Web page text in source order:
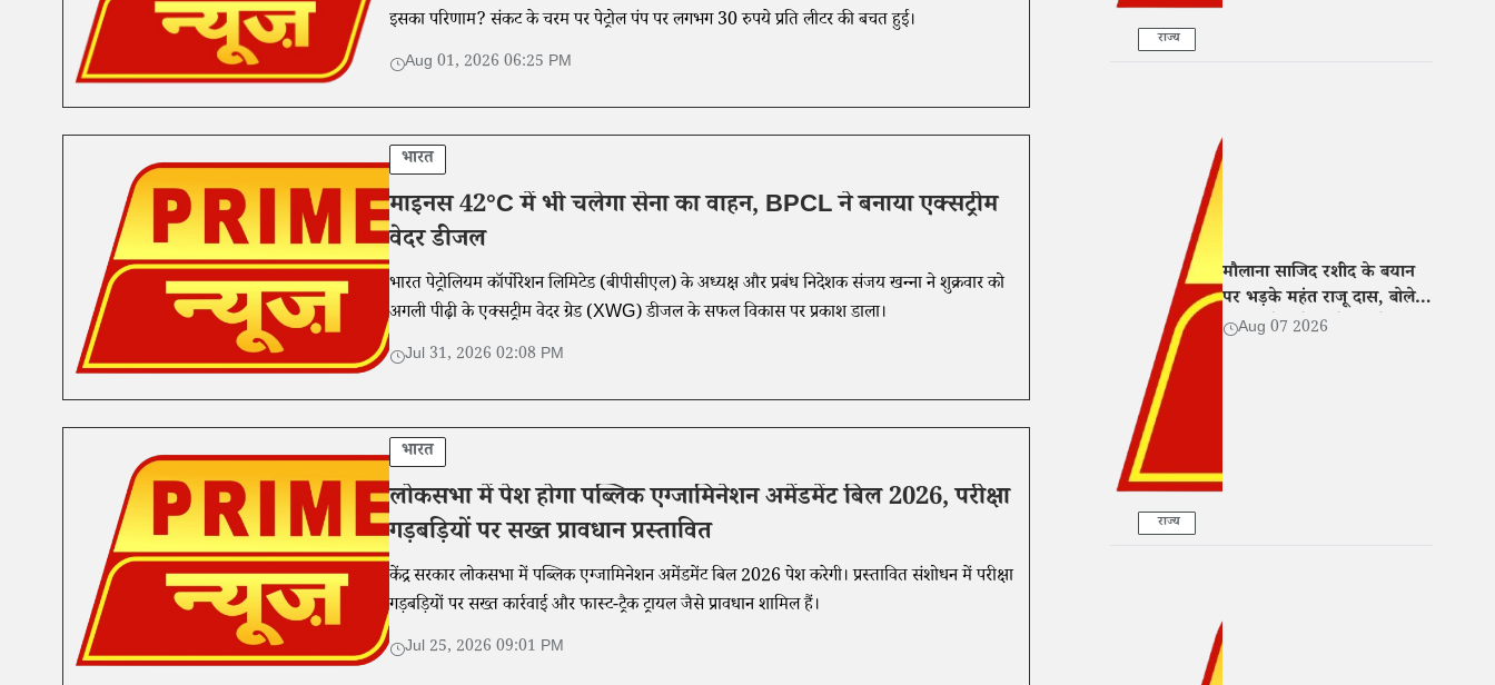
इसका परिणाम? संकट के चरम पर पेट्रोल पंप पर लगभग 30 रुपये प्रति लीटर की बचत हुई।
Aug 01, 2026 06:25 PM
भारत
माइनस 42°C में भी चलेगा सेना का वाहन, BPCL ने बनाया एक्सट्रीम
वेदर डीजल
भारत पेट्रोलियम कॉर्पोरेशन लिमिटेड (बीपीसीएल) के अध्यक्ष और प्रबंध निदेशक संजय खन्ना ने शुक्रवार को
अगली पीढ़ी के एक्सट्रीम वेदर ग्रेड (XWG) डीजल के सफल विकास पर प्रकाश डाला।
Jul 31, 2026 02:08 PM
भारत
लोकसभा में पेश होगा पब्लिक एग्जामिनेशन अमेंडमेंट बिल 2026, परीक्षा
गड़बड़ियों पर सख्त प्रावधान प्रस्तावित
केंद्र सरकार लोकसभा में पब्लिक एग्जामिनेशन अमेंडमेंट बिल 2026 पेश करेगी। प्रस्तावित संशोधन में परीक्षा
गड़बड़ियों पर सख्त कार्रवाई और फास्ट-ट्रैक ट्रायल जैसे प्रावधान शामिल हैं।
Jul 25, 2026 09:01 PM
राज्य
राज्य
मौलाना साजिद रशीद के बयान
पर भड़के महंत राजू दास, बोले-
नफरत फैलाने वालों पर हो सख्त
Aug 07 2026